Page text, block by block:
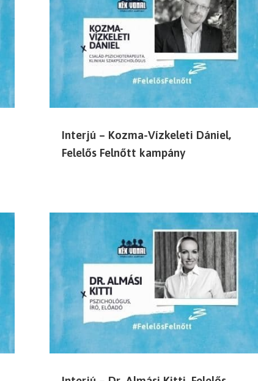
Interjú – Kozma-Vízkeleti Dániel,
Felelős Felnőtt kampány